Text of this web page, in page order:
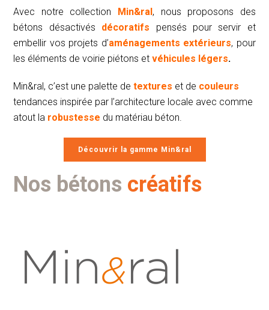
Avec notre collection Min&ral, nous proposons des
bétons désactivés décoratifs pensés pour servir et
embellir vos projets d’aménagements extérieurs, pour
les éléments de voirie piétons etvéhicules légers.
Min&ral, c’est une palette detextures et de couleurs
tendances inspirée par l’architecture locale avec comme
atout la robustesse du matériau béton.
Découvrir la gamme Min&ral
Nos bétons créatifs